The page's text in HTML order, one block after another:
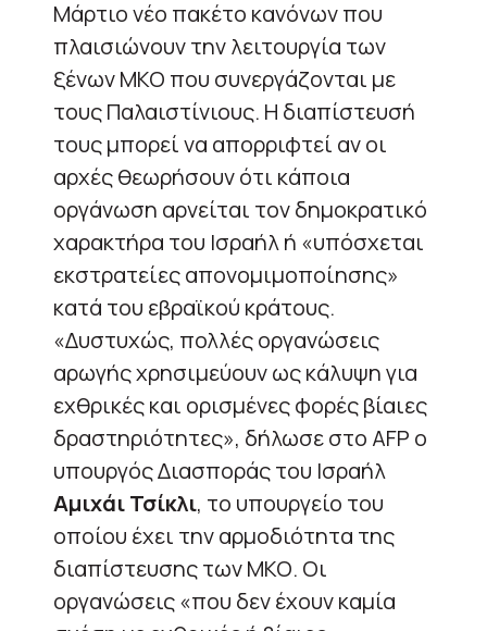
Μάρτιο νέο πακέτο κανόνων που
πλαισιώνουν την λειτουργία των
ξένων ΜΚΟ που συνεργάζονται με
τους Παλαιστίνιους. Η διαπίστευσή
τους μπορεί να απορριφτεί αν οι
αρχές θεωρήσουν ότι κάποια
οργάνωση αρνείται τον δημοκρατικό
χαρακτήρα του Ισραήλ ή «υπόσχεται
εκστρατείες απονομιμοποίησης»
κατά του εβραϊκού κράτους.
«Δυστυχώς, πολλές οργανώσεις
αρωγής χρησιμεύουν ως κάλυψη για
εχθρικές και ορισμένες φορές βίαιες
δραστηριότητες», δήλωσε στο AFP ο
υπουργός Διασποράς του Ισραήλ
Αμιχάι Τσίκλι, το υπουργείο του
οποίου έχει την αρμοδιότητα της
διαπίστευσης των ΜΚΟ. Οι
οργανώσεις «που δεν έχουν καμία